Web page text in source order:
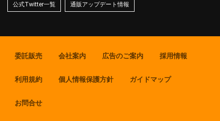
公式Twitter一覧 通販アップデート情報
委託販売 会社案内 広告のご案内 採用情報
利用規約 個人情報保護方針 ガイドマップ
お問合せ